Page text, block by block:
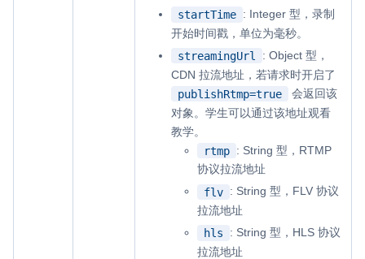
startTime : Integer 型，录制
开始时间戳，单位为毫秒。
streamingUrl
: Object 型，
CDN 拉流地址，若请求时开启了
publishRtmp=true
会返回该
对象。学生可以通过该地址观看
教学。
rtmp : String 型，RTMP
协议拉流地址
flv : String 型，FLV 协议
拉流地址
hls
: String 型，HLS 协议
拉流地址